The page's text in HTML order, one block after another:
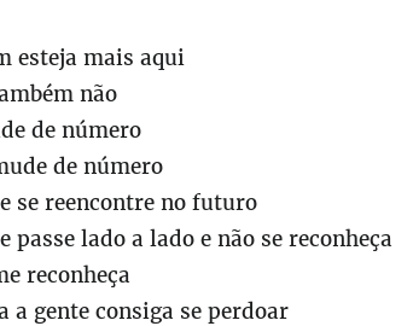
esteja mais aqui
não
de número
de número
se reencontre no futuro
passe lado a lado e não se reconheça
reconheça
a gente consiga se perdoar